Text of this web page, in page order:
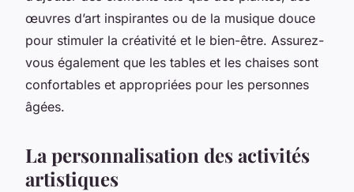
œuvres d’art inspirantes ou de la musique douce
pour stimuler la créativité et le bien-être. Assurez-
vous également que les tables et les chaises sont
confortables et appropriées pour les personnes
âgées.
La personnalisation des activités
artistiques